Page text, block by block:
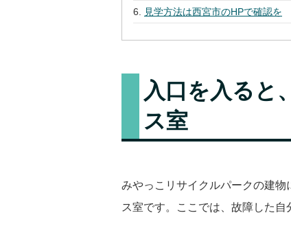
見学方法は西宮市のHPで確認を
入口を入ると
ス室
みやっこリサイクルパークの建
ス室です。ここでは、故障した自